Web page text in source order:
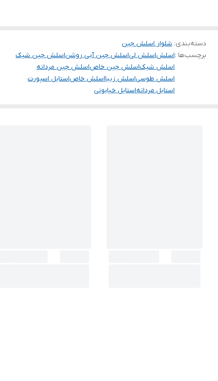
دسته‌بندی: شلوار اسلش جین
برچسب‌ها :اسلشاسلش لیاسلش جین آبی روشناسلش جین شیک
اسلش شیکاسلش جین خاصاسلش جین مردانه
اسلش طوسیاسلش زیبااسلش خاصاستایل اسپورت
استایل مردانهاستایل خیابونی